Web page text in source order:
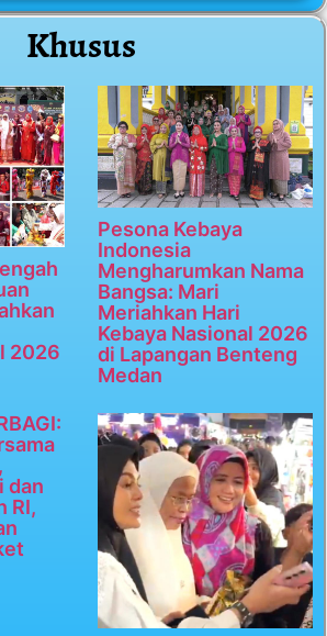
Khusus
2026
Pesona Kebaya
Indonesia
Mengharumkan Nama
Bangsa: Mari
Meriahkan Hari
Kebaya Nasional 2026
di Lapangan Benteng
Medan
dan
RI,